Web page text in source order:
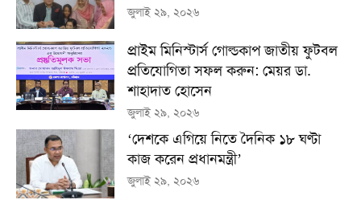
জুলাই ২৯, ২০২৬
প্রাইম মিনিস্টার্স গোল্ডকাপ জাতীয় ফুটবল
প্রতিযোগিতা সফল করুন: মেয়র ডা.
শাহাদাত হোসেন
জুলাই ২৯, ২০২৬
‘দেশকে এগিয়ে নিতে দৈনিক ১৮ ঘণ্টা
কাজ করেন প্রধানমন্ত্রী’
জুলাই ২৯, ২০২৬